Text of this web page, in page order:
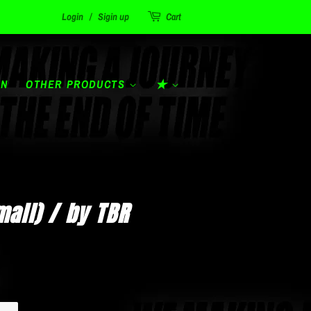
Login / Sigin up Cart
OTHER PRODUCTS ★
/ by TBR